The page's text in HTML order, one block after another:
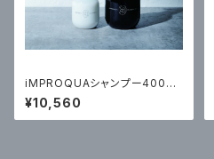
iMPROQUAシャンプー400m
¥10,560